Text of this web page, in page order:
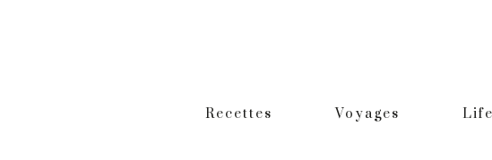
Recettes Voyages